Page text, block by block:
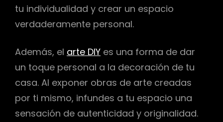
tu individualidad y crear un espacio
verdaderamente personal.
Además, el arte DIY es una forma de dar
un toque personal a la decoración de tu
casa. Al exponer obras de arte creadas
por ti mismo, infundes a tu espacio una
sensación de autenticidad y originalidad.